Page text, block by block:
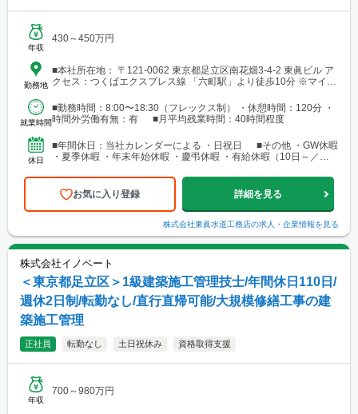
年収
430～450万円
勤務地
■本社所在地： 〒121-0062 東京都足立区南花畑3-4-2 東眞ビル ア
クセス：つくばエクスプレス線 「六町駅」より徒歩10分 ※マイカ
就業時間
■勤務時間：8:00〜18:30（フレックス制） ・休憩時間：120分 ・
時間外労働有無：有 ■月平均残業時間：40時間程度
休日
■年間休日：当社カレンダーによる ・日祝日 ■その他 ・GW休暇
・夏季休暇 ・年末年始休暇 ・慶弔休暇 ・有給休暇（10日～／入
お気に入り登録 詳細を見る
株式会社東眞水道工務店の求人・企業情報を見る
株式会社イノベート
＜東京都足立区＞1級建築施工管理技士/年間休日110日/
週休2日制/転勤なし/直行直帰可能/大規模修繕工事の建
築施工管理
正社員 転勤なし 土日祝休み 資格取得支援
年収
700～980万円